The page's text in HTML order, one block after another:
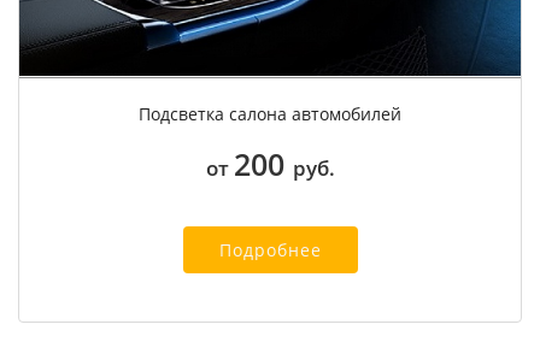
Подсветка салона автомобилей
от 200 руб.
Подробнее